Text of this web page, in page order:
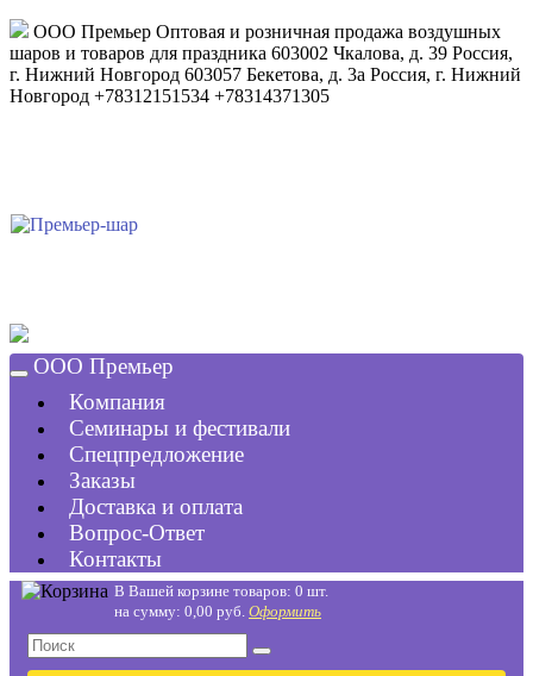
ООО Премьер Оптовая и розничная продажа воздушных
шаров и товаров для праздника 603002 Чкалова, д. 39 Россия,
г. Нижний Новгород 603057 Бекетова, д. 3а Россия, г. Нижний
Новгород +78312151534 +78314371305
ООО Премьер
Компания
Семинары и фестивали
Спецпредложение
Заказы
Доставка и оплата
Вопрос-Ответ
Контакты
В Вашей корзине товаров: 0 шт.
на сумму: 0,00 руб. Оформить